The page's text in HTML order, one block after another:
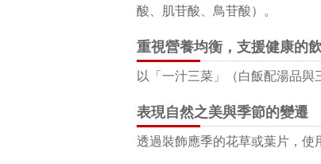
酸、肌苷酸、鳥苷酸）。
重視營養均衡，支援健康的
以「一汁三菜」（白飯配湯品與
表現自然之美與季節的變遷
透過裝飾應季的花草或葉片，使